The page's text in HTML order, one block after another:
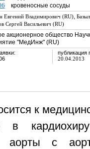
кровеносные сосуды
Евгений Владимирович (RU),
Сергей Васильевич (RU)
акционерное общество
"МедИнж" (RU)
публикация
20.04.2013
к
в
аорты с